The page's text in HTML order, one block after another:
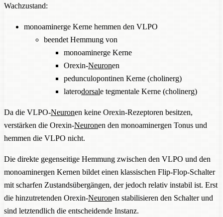
Wachzustand:
monoaminerge Kerne hemmen den VLPO
beendet Hemmung von
monoaminerge Kerne
Orexin-Neuronen
pedunculopontinen Kerne (cholinerg)
laterodorsale tegmentale Kerne (cholinerg)
Da die VLPO-Neuronen keine Orexin-Rezeptoren besitzen,
verstärken die Orexin-Neuronen den monoaminergen Tonus und
hemmen die VLPO nicht.
Die direkte gegenseitige Hemmung zwischen den VLPO und den
monoaminergen Kernen bildet einen klassischen Flip-Flop-Schalter
mit scharfen Zustandsübergängen, der jedoch relativ instabil ist. Erst
die hinzutretenden Orexin-Neuronen stabilisieren den Schalter und
sind letztendlich die entscheidende Instanz.